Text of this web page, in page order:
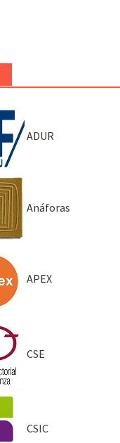
ADUR
Anáforas
APEX
CSE
CSIC